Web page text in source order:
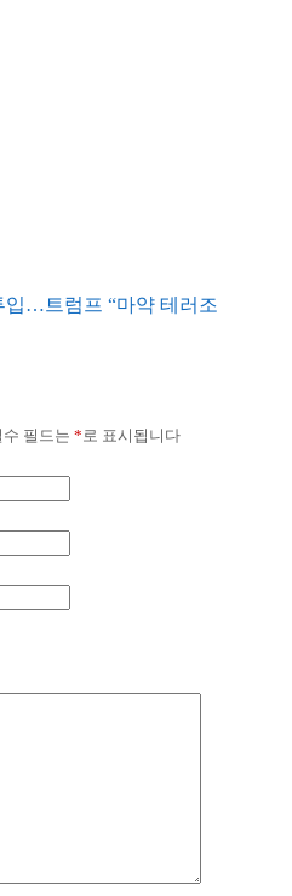
입…트럼프 “마약 테러조
수 필드는 *로 표시됩니다